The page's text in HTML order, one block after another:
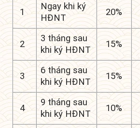
1
Ngay khi ký
HĐNT
20%
2
3 tháng sau
khi ký HĐNT
15%
3
6 tháng sau
khi ký HĐNT
15%
4
9 tháng sau
khi ký HĐNT
10%